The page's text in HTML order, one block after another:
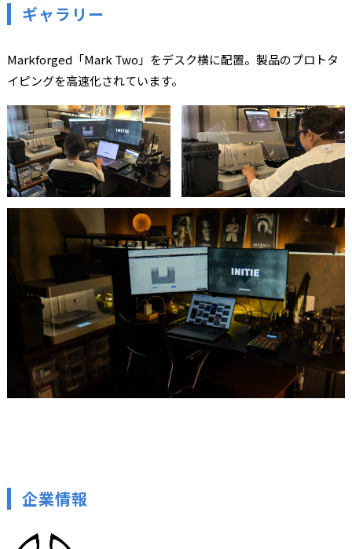
ギャラリー
Markforged「Mark Two」をデスク横に配置。製品のプロトタ
イピングを高速化されています。
企業情報